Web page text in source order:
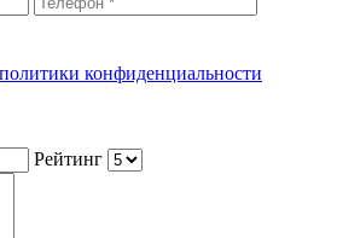
политики конфиденциальности
Рейтинг